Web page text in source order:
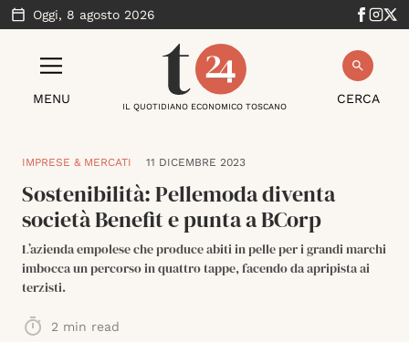
Oggi, 8 agosto 2026
MENU CERCA
IL QUOTIDIANO ECONOMICO TOSCANO
IMPRESE & MERCATI 11 DICEMBRE 2023
Sostenibilità: Pellemoda diventa
società Benefit e punta a BCorp
L’azienda empolese che produce abiti in pelle per i grandi marchi
imbocca un percorso in quattro tappe, facendo da apripista ai
terzisti.
2 min read